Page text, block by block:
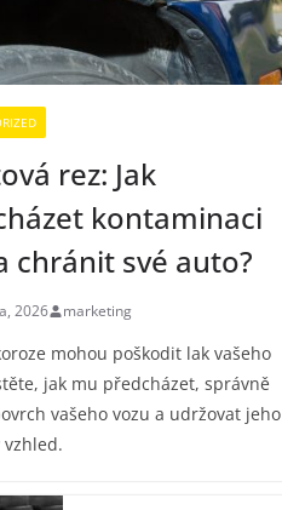
rez: Jak
kontaminaci
chránit své auto?
2026 marketing
mohou poškodit lak vašeho
jak mu předcházet, správně
vašeho vozu a udržovat jeho